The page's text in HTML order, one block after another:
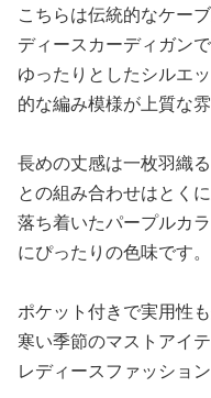
こちらは伝統的なケー
ディースカーディガンで
ゆったりとしたシルエ
的な編み模様が上質な
長めの丈感は一枚羽織
との組み合わせはとく
落ち着いたパープルカ
にぴったりの色味です。
ポケット付きで実用性
寒い季節のマストアイ
レディースファッショ